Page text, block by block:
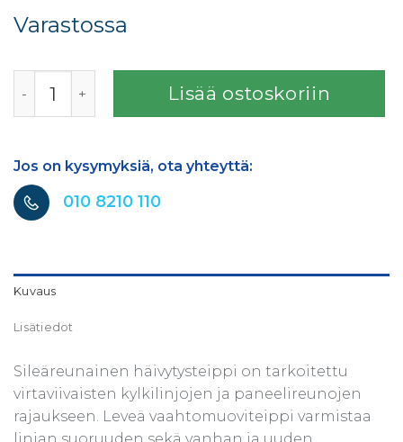
Varastossa
Lisää ostoskoriin
Jos on kysymyksiä, ota yhteyttä:
010 8210 110
Kuvaus
Lisätiedot
Sileäreunainen häivytysteippi on tarkoitettu
virtaviivaisten kylkilinjojen ja paneelireunojen
rajaukseen. Leveä vaahtomuoviteippi varmistaa